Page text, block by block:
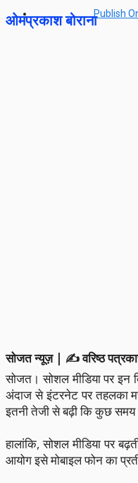
ओमप्रकाश बोरानाPublish
सोजत न्यूज़ | ✍️ वरिष्ठ
सोजत। सोशल मीडिया पर इन
अंदाज से इंटरनेट पर तहलका
इतनी तेजी से बढ़ी कि कुछ समय
हालांकि, सोशल मीडिया पर
आयोग इसे मोबाइल फोन का